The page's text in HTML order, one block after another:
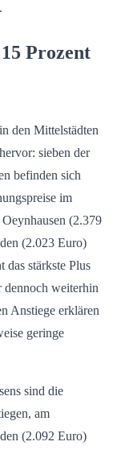
Prozent
den Mittelstädten
sieben der
befinden sich
im
(2.379
(2.023 Euro)
das stärkste Plus
dennoch weiterhin
Anstiege erklären
geringe
sind die
am
(2.092 Euro)